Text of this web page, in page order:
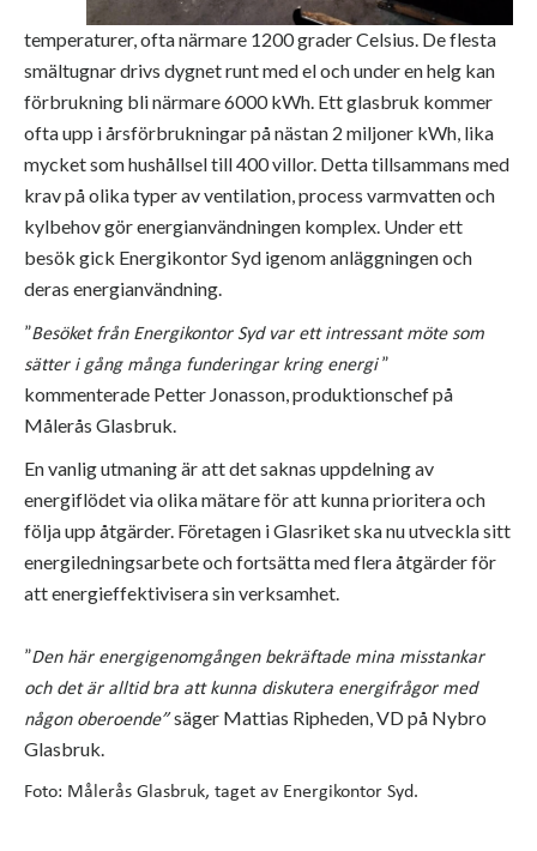
temperaturer, ofta närmare 1200 grader Celsius. De flesta
smältugnar drivs dygnet runt med el och under en helg kan
förbrukning bli närmare 6000 kWh. Ett glasbruk kommer
ofta upp i årsförbrukningar på nästan 2 miljoner kWh, lika
mycket som hushållsel till 400 villor. Detta tillsammans med
krav på olika typer av ventilation, process varmvatten och
kylbehov gör energianvändningen komplex. Under ett
besök gick Energikontor Syd igenom anläggningen och
deras energianvändning.
”Besöket från Energikontor Syd var ett intressant möte som
sätter i gång många funderingar kring energi”
kommenterade Petter Jonasson, produktionschef på
Målerås Glasbruk.
En vanlig utmaning är att det saknas uppdelning av
energiflödet via olika mätare för att kunna prioritera och
följa upp åtgärder. Företagen i Glasriket ska nu utveckla sitt
energiledningsarbete och fortsätta med flera åtgärder för
att energieffektivisera sin verksamhet.
”Den här energigenomgången bekräftade mina misstankar
och det är alltid bra att kunna diskutera energifrågor med
någon oberoende”säger Mattias Ripheden, VD på Nybro
Glasbruk.
Foto: Målerås Glasbruk, taget av Energikontor Syd.